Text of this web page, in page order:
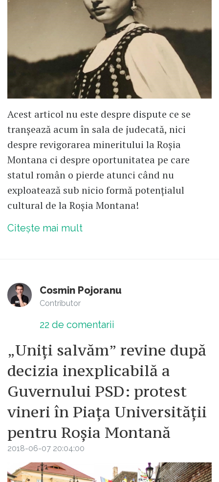
Acest articol nu este despre dispute ce se
tranșează acum în sala de judecată, nici
despre revigorarea mineritului la Roșia
Montana ci despre oportunitatea pe care
statul român o pierde atunci când nu
exploatează sub nicio formă potențialul
cultural de la Roșia Montana!
Citește mai mult
Cosmin Pojoranu
Contributor
22 de comentarii
„Uniți salvăm” revine după
decizia inexplicabilă a
Guvernului PSD: protest
vineri în Piața Universității
pentru Roșia Montană
2018-06-07 20:04:00